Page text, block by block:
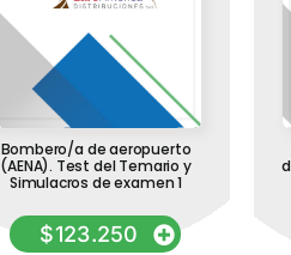
Bombero/a de aeropuerto
(AENA). Test del Temario y
Simulacros de examen 1
$123.250